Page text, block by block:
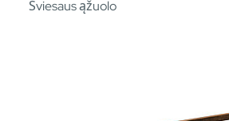
Šviesaus ąžuolo